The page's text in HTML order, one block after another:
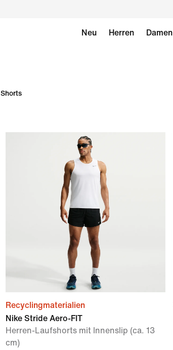
Neu Herren Damen
Shorts
Recyclingmaterialien
Nike Stride Aero-FIT
Herren-Laufshorts mit Innenslip (ca. 13
cm)